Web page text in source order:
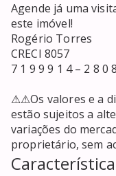
Agende já uma
este imóvel!
Rogério Torres
CRECI 8057
7 1 9 9 9 1 4 – 2 8 0 8
⚠⚠Os valores e a
estão sujeitos a
variações do
proprietário, sem